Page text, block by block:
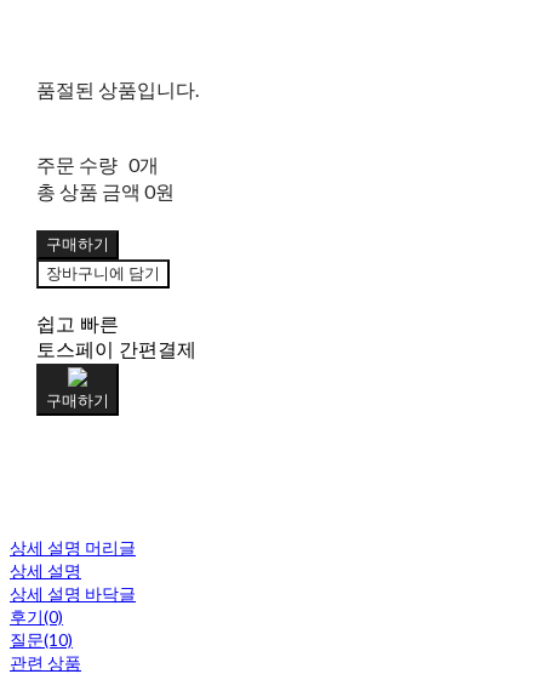
품절된 상품입니다.
주문 수량 0개
총 상품 금액 0원
구매하기
장바구니에 담기
쉽고 빠른
토스페이 간편결제
구매하기
상세 설명 머리글
상세 설명
상세 설명 바닥글
후기(0)
질문(10)
관련 상품